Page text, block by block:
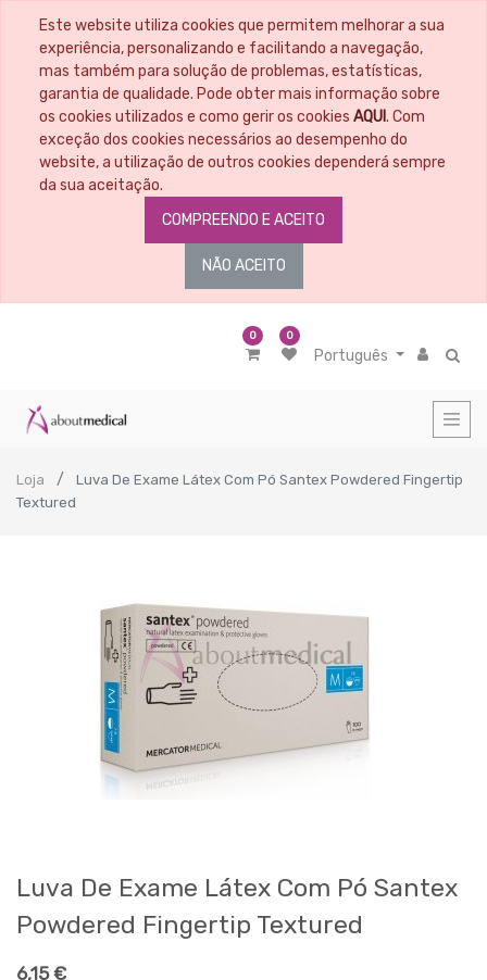
Este website utiliza cookies que permitem melhorar a sua
experiência, personalizando e facilitando a navegação,
mas também para solução de problemas, estatísticas,
garantia de qualidade. Pode obter mais informação sobre
os cookies utilizados e como gerir os cookies AQUI. Com
exceção dos cookies necessários ao desempenho do
website, a utilização de outros cookies dependerá sempre
da sua aceitação.
COMPREENDO E ACEITO
NÃO ACEITO
0 0
Português
Loja
Luva De Exame Látex Com Pó Santex Powdered Fingertip
Textured
Luva De Exame Látex Com Pó Santex
Powdered Fingertip Textured
6,15€